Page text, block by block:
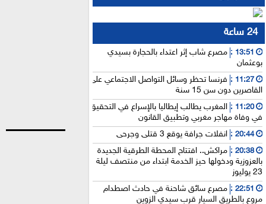
24 ساعة
13:51 :
مصرع شاب إثر اعتداء بالحجارة بسيدي
بوعثمان
11:27 :
فرنسا تحظر وسائل التواصل الاجتماعي على
القاصرين دون سن 15 سنة
11:20 :
المغرب يطالب إيطاليا بالإسراع في التحقيق
في وفاة مهاجر مغربي وتطبيق القانون
20:44 : انفلات جرافة يوقع 3 قتلى وجرحى
20:38 :
مراكش.. افتتاح المحطة الطرقية الجديدة
بالعزوزية ودخولها حيز الخدمة ابتداء من منتصف ليلة
23 يوليوز
22:51 :
مصرع سائق شاحنة في حادث اصطدام
مروع بالطريق السيار قرب سيدي الزوين